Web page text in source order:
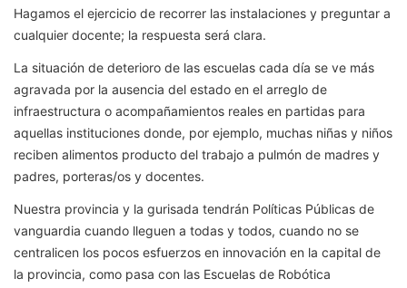
Hagamos el ejercicio de recorrer las instalaciones y preguntar a
cualquier docente; la respuesta será clara.
La situación de deterioro de las escuelas cada día se ve más
agravada por la ausencia del estado en el arreglo de
infraestructura o acompañamientos reales en partidas para
aquellas instituciones donde, por ejemplo, muchas niñas y niños
reciben alimentos producto del trabajo a pulmón de madres y
padres, porteras/os y docentes.
Nuestra provincia y la gurisada tendrán Políticas Públicas de
vanguardia cuando lleguen a todas y todos, cuando no se
centralicen los pocos esfuerzos en innovación en la capital de
la provincia, como pasa con las Escuelas de Robótica